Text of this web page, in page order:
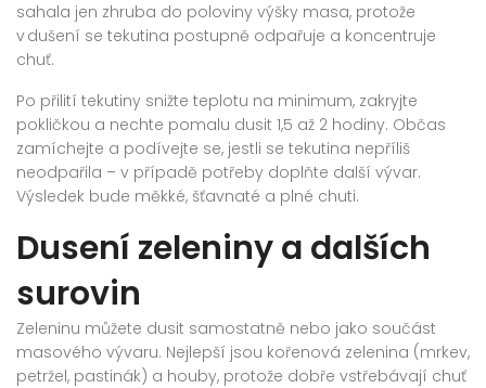
sahala jen zhruba do poloviny výšky masa, protože
v dušení se tekutina postupně odpařuje a koncentruje
chuť.
Po přilití tekutiny snižte teplotu na minimum, zakryjte
pokličkou a nechte pomalu dusit 1,5 až 2 hodiny. Občas
zamíchejte a podívejte se, jestli se tekutina nepříliš
neodpařila – v případě potřeby doplňte další vývar.
Výsledek bude měkké, šťavnaté a plné chuti.
Dusení zeleniny a dalších
surovin
Zeleninu můžete dusit samostatně nebo jako součást
masového vývaru. Nejlepší jsou kořenová zelenina (mrkev,
petržel, pastinák) a houby, protože dobře vstřebávají chuť